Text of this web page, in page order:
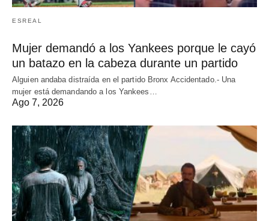
ESREAL
Mujer demandó a los Yankees porque le cayó
un batazo en la cabeza durante un partido
Alguien andaba distraída en el partido Bronx Accidentado.- Una
mujer está demandando a los Yankees…
Ago 7, 2026